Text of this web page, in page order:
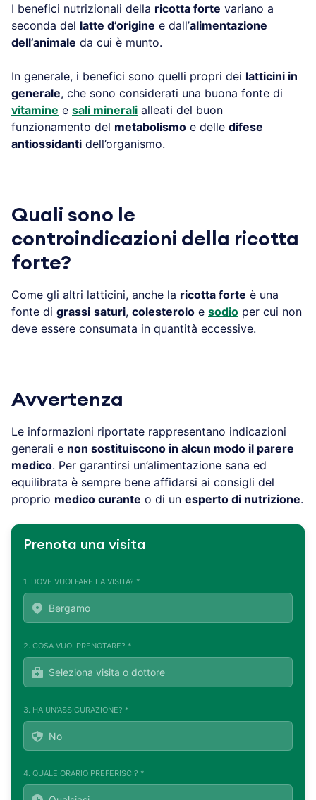
I benefici nutrizionali della ricotta forte variano a
seconda del latte d’origine e dall’alimentazione
dell’animale da cui è munto.
In generale, i benefici sono quelli propri dei latticini in
generale, che sono considerati una buona fonte di
vitamine e sali minerali alleati del buon
funzionamento del metabolismo e delle difese
antiossidanti dell’organismo.
Quali sono le
controindicazioni della ricotta
forte?
Come gli altri latticini, anche la ricotta forte è una
fonte di grassi saturi, colesterolo e sodio per cui non
deve essere consumata in quantità eccessive.
Avvertenza
Le informazioni riportate rappresentano indicazioni
generali e non sostituiscono in alcun modo il parere
medico. Per garantirsi un’alimentazione sana ed
equilibrata è sempre bene affidarsi ai consigli del
proprio medico curante o di un esperto di nutrizione.
Prenota una visita
1. DOVE VUOI FARE LA VISITA? *
2. COSA VUOI PRENOTARE? *
3. HA UN'ASSICURAZIONE? *
4. QUALE ORARIO PREFERISCI? *